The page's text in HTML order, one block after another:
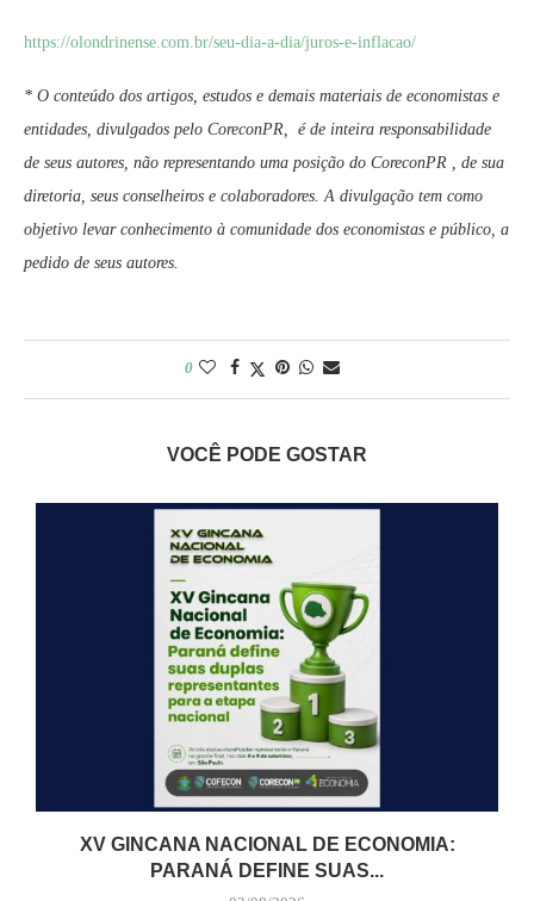
https://olondrinense.com.br/seu-dia-a-dia/juros-e-inflacao/
* O conteúdo dos artigos, estudos e demais materiais de economistas e
entidades, divulgados pelo CoreconPR, é de inteira responsabilidade
de seus autores, não representando uma posição do CoreconPR , de sua
diretoria, seus conselheiros e colaboradores. A divulgação tem como
objetivo levar conhecimento à comunidade dos economistas e público, a
pedido de seus autores.
0
VOCÊ PODE GOSTAR
XV GINCANA NACIONAL DE ECONOMIA:
PARANÁ DEFINE SUAS...